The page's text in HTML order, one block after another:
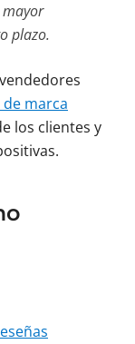
plazo.
marca
los clientes y